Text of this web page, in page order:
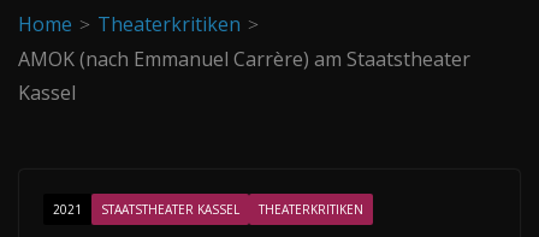
Home
Theaterkritiken
AMOK (nach Emmanuel Carrère) am Staatstheater
Kassel
2021 STAATSTHEATER KASSEL THEATERKRITIKEN